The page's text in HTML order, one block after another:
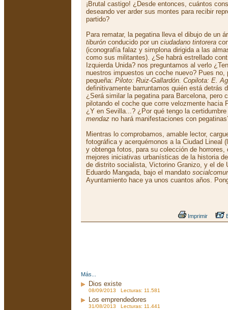
¡Brutal castigo! ¿Desde entonces, cuántos
deseando ver arder sus montes para recibir
partido?
Para rematar, la pegatina lleva el dibujo de un
tiburón conducido por un ciudadano tintorera
(iconografía falaz y simplona dirigida a las
como sus militantes). ¿Se habrá estrellado
Izquierda Unida? nos preguntamos al verlo
nuestros impuestos un coche nuevo? Pues no,
pequeña: Piloto: Ruiz-Gallardón. Copilota: E.
definitivamente barruntamos quién está detrás
¿Será similar la pegatina para Barcelona, pero
pilotando el coche que corre velozmente hacia
¿Y en Sevilla...? ¿Por qué tengo la
mendaz no hará manifestaciones con
Mientras lo comprobamos, amable lector,
fotográfica y acerquémonos a la Ciudad Lineal
y obtenga fotos, para su colección de horrores,
mejores iniciativas urbanísticas de la historia
de distrito socialista, Victorino Granizo, y el de
Eduardo Mangada, bajo el mandato
Ayuntamiento hace ya unos cuantos años.
Imprimir
Más...
Dios existe
08/09/2013 Lecturas: 11.581
Los emprendedores
31/08/2013 Lecturas: 11.441